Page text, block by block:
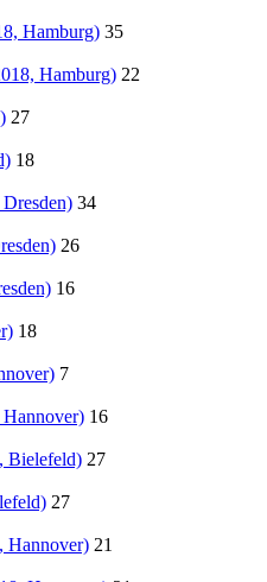
Hamburg) 35
Hamburg) 22
27
18
34
26
16
18
7
16
Bielefeld) 27
27
Hannover) 21